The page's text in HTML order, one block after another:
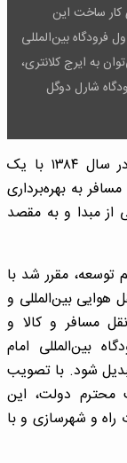
کار ساخت این
سر گرفتند و سرانجام در سال ۱۳۸۴ فاز اول فرودگاه بین‌المللی
به ایرج کلانتری،
شارل دوگل
| فرودگاه بین‌المللی امام خمینی(ره) در سال ۱۳۸۴ با یک
پذیرش ۶.۵ میلیون مسافر به بهره‌برداری
از مبدا و به مقصد
توسعه، مقرر شد با
بین‌المللی و
مسافر و کالا و
بین‌المللی امام
شود. با تصویب
۱۳۹۲ توسط هیئت محترم دولت، این
راه و شهرسازی و با